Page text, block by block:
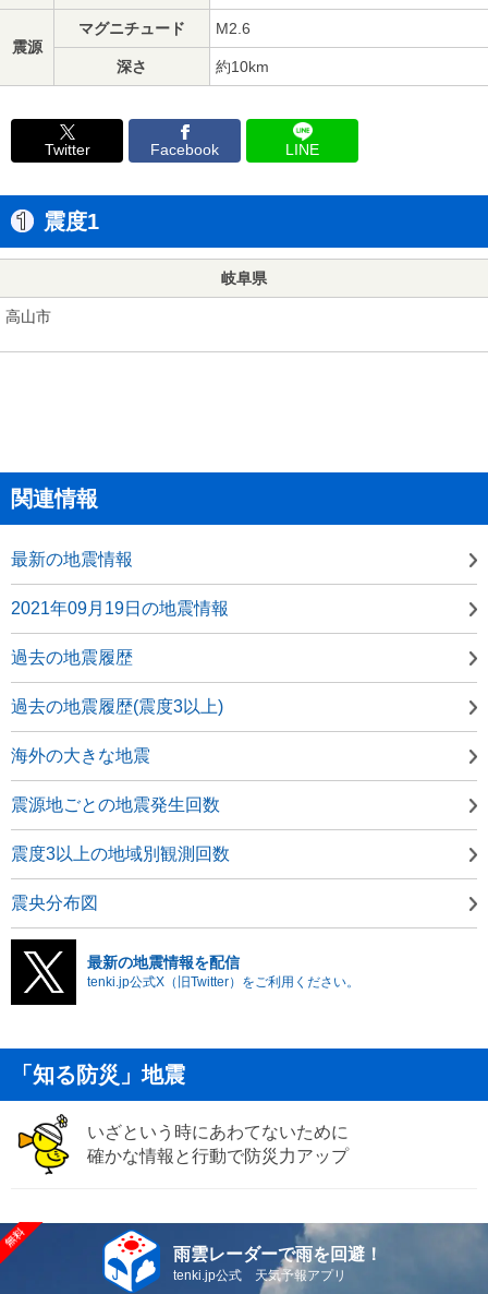
震源
マグニチュード M2.6
深さ 約10km
Twitter Facebook LINE
震度1
岐阜県
高山市
関連情報
最新の地震情報
2021年09月19日の地震情報
過去の地震履歴
過去の地震履歴(震度3以上)
海外の大きな地震
震源地ごとの地震発生回数
震度3以上の地域別観測回数
震央分布図
最新の地震情報を配信
tenki.jp公式X（旧Twitter）をご利用ください。
「知る防災」地震
いざという時にあわてないために
確かな情報と行動で防災力アップ
雨雲レーダーで雨を回避！
tenki.jp公式 天気予報アプリ